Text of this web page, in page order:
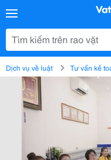
Dịch vụ về luật Tư vấn kế